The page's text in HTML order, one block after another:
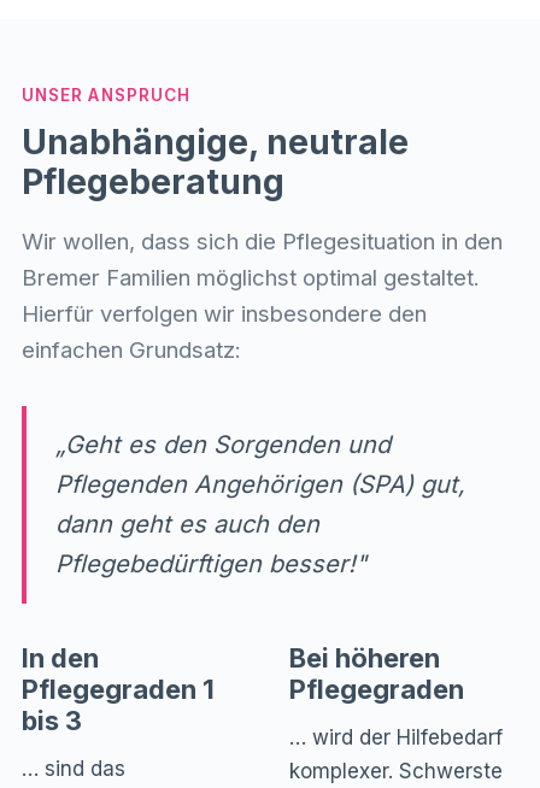
UNSER ANSPRUCH
Unabhängige, neutrale
Pflegeberatung
Wir wollen, dass sich die Pflegesituation in den
Bremer Familien möglichst optimal gestaltet.
Hierfür verfolgen wir insbesondere den
einfachen Grundsatz:
„Geht es den Sorgenden und
Pflegenden Angehörigen (SPA) gut,
dann geht es auch den
Pflegebedürftigen besser!"
In den
Pflegegraden 1
bis 3
… sind das
Bei höheren
Pflegegraden
… wird der Hilfebedarf
komplexer. Schwerste